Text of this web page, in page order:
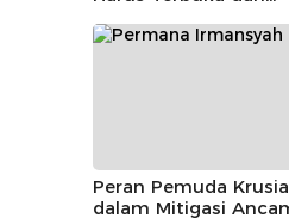
Peran Pemuda
dalam Mitigasi